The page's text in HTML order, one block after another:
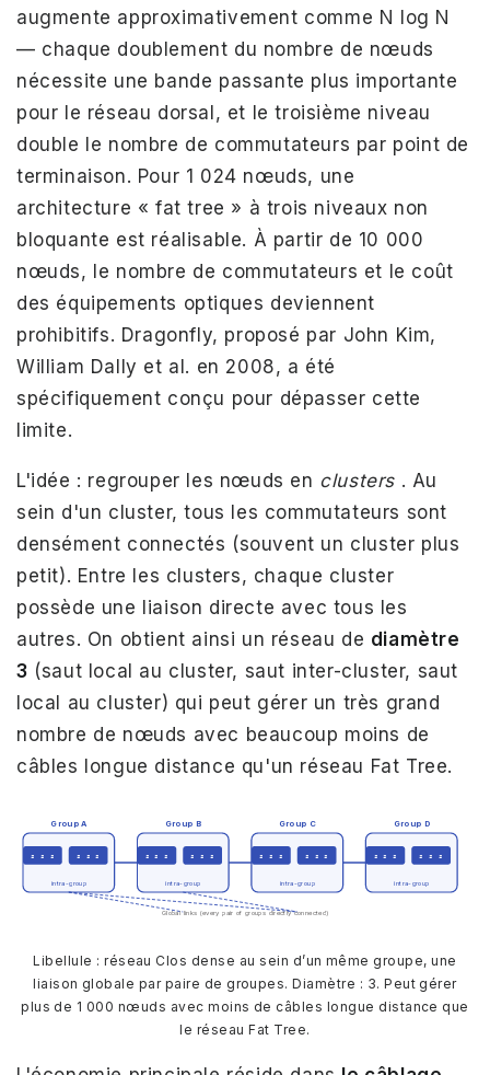
augmente approximativement comme N log N
— chaque doublement du nombre de nœuds
nécessite une bande passante plus importante
pour le réseau dorsal, et le troisième niveau
double le nombre de commutateurs par point de
terminaison. Pour 1 024 nœuds, une
architecture « fat tree » à trois niveaux non
bloquante est réalisable. À partir de 10 000
nœuds, le nombre de commutateurs et le coût
des équipements optiques deviennent
prohibitifs. Dragonfly, proposé par John Kim,
William Dally et al. en 2008, a été
spécifiquement conçu pour dépasser cette
limite.
L'idée : regrouper les nœuds en clusters . Au
sein d'un cluster, tous les commutateurs sont
densément connectés (souvent un cluster plus
petit). Entre les clusters, chaque cluster
possède une liaison directe avec tous les
autres. On obtient ainsi un réseau de diamètre
3 (saut local au cluster, saut inter-cluster, saut
local au cluster) qui peut gérer un très grand
nombre de nœuds avec beaucoup moins de
câbles longue distance qu'un réseau Fat Tree.
Group A
s s s s s s
intra-group
Group B
s s s s s s
intra-group
Group C
s s s s s s
intra-group
Group D
s s s s s s
intra-group
Global links (every pair of groups directly connected)
Libellule : réseau Clos dense au sein d’un même groupe, une
liaison globale par paire de groupes. Diamètre : 3. Peut gérer
plus de 1 000 nœuds avec moins de câbles longue distance que
le réseau Fat Tree.